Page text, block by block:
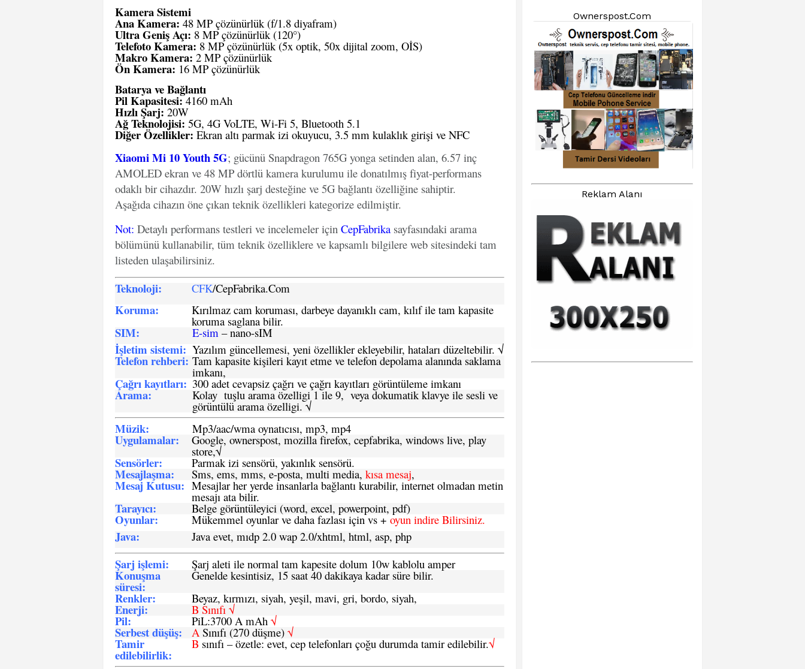
Kamera Sistemi
Ana Kamera: 48 MP çözünürlük (f/1.8 diyafram)
Ultra Geniş Açı: 8 MP çözünürlük (120°)
Telefoto Kamera: 8 MP çözünürlük (5x optik, 50x dijital zoom, OİS)
Makro Kamera: 2 MP çözünürlük
Ön Kamera: 16 MP çözünürlük
Batarya ve Bağlantı
Pil Kapasitesi:4160 mAh
Hızlı Şarj: 20W
Ağ Teknolojisi: 5G, 4G VoLTE, Wi-Fi 5, Bluetooth 5.1
Diğer Özellikler: Ekran altı parmak izi okuyucu, 3.5 mm kulaklık girişi ve NFC
Xiaomi Mi 10 Youth 5G; gücünü Snapdragon 765G yonga setinden alan, 6.57 inç
AMOLED ekran ve 48 MP dörtlü kamera kurulumu ile donatılmış fiyat-performans
odaklı bir cihazdır. 20W hızlı şarj desteğine ve 5G bağlantı özelliğine sahiptir.
Aşağıda cihazın öne çıkan teknik özellikleri kategorize edilmiştir.
Not: Detaylı performans testleri ve incelemeler için CepFabrika sayfasındaki arama
bölümünü kullanabilir, tüm teknik özelliklere ve kapsamlı bilgilere web sitesindeki tam
listeden ulaşabilirsiniz.
Teknoloji: CFK/CepFabrika.Com
Koruma: Kırılmaz cam koruması, darbeye dayanıklı cam, kılıf ile tam kapasite
koruma saglana bilir.
SIM: E-sim – nano-sIM
İşletim sistemi: Yazılım güncellemesi, yeni özellikler ekleyebilir, hataları düzeltebilir. √
Telefon rehberi: Tam kapasite kişileri kayıt etme ve telefon depolama alanında saklama
imkanı,
Çağrı kayıtları: 300 adet cevapsiz çağrı ve çağrı kayıtları görüntüleme imkanı
Arama: Kolay tuşlu arama özelligi 1 ile 9, veya dokumatik klavye ile sesli ve
görüntülü arama özelligi. √
Müzik: Mp3/aac/wma oynatıcısı, mp3, mp4
Uygulamalar: Google, ownerspost, mozilla firefox, cepfabrika, windows live, play
store,√
Sensörler: Parmak izi sensörü, yakınlık sensörü.
Mesajlaşma: Sms, ems, mms, e-posta, multi media, kısa mesaj,
Mesaj Kutusu: Mesajlar her yerde insanlarla bağlantı kurabilir, internet olmadan metin
mesajı ata bilir.
Tarayıcı: Belge görüntüleyici (word, excel, powerpoint, pdf)
Oyunlar: Mükemmel oyunlar ve daha fazlası için vs +oyun indire Bilirsiniz.
Java: Java evet, mıdp 2.0 wap 2.0/xhtml, html, asp, php
Şarj işlemi: Şarj aleti ile normal tam kapesite dolum 10w kablolu amper
Konuşma
süresi:
Genelde kesintisiz, 15 saat 40 dakikaya kadar süre bilir.
Renkler: Beyaz, kırmızı, siyah, yeşil, mavi, gri, bordo, siyah,
Enerji: B Sınıfı √
Pil: PiL:3700 A mAh √
Serbest düşüş: ASınıfı (270 düşme) √
Tamir
edilebilirlik:
B sınıfı – özetle: evet, cep telefonları çoğu durumda tamir edilebilir.√
Ownerspost.Com
Reklam Alanı